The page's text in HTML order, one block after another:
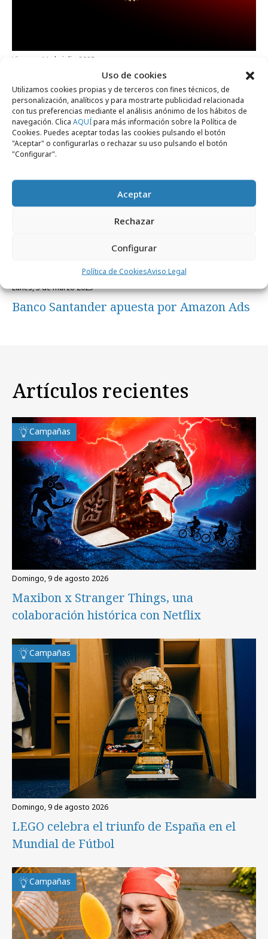
Uso de cookies
Utilizamos cookies propias y de terceros con fines técnicos, de
personalización, analíticos y para mostrarte publicidad relacionada
con tus preferencias mediante el análisis anónimo de los hábitos de
navegación. Clica AQUÍpara más información sobre la Política de
Cookies. Puedes aceptar todas las cookies pulsando el botón
"Aceptar" o configurarlas o rechazar su uso pulsando el botón
"Configurar".
Aceptar
Rechazar
Configurar
Política de CookiesAviso Legal
viernes, 11 de julio 2025
Las marcas españolas más fuertes y las
más valiosas
Campañas
lunes, 3 de marzo 2025
Banco Santander apuesta por Amazon Ads
Artículos recientes
Campañas
domingo, 9 de agosto 2026
Maxibon x Stranger Things, una
colaboración histórica con Netflix
Campañas
domingo, 9 de agosto 2026
LEGO celebra el triunfo de España en el
Mundial de Fútbol
Campañas